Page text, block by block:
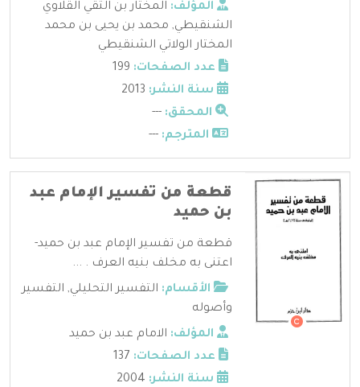
المؤلف: المختار بن التقي القلاوي
الشنقيطي, محمد بن يحيى بن محمد
المختار الولاتي الشنقيطي
عدد الصفحات:
سنة النشر:
المحقق: ---
المترجم: ---
قطعة من تفسير الإمام عبد
بن حميد
قطعة من تفسير الإمام عبد بن حميد-
اعتنى به مخلف بنيه العرف . ...
الأقسام: التفسير التحليلي, التفسير
وأصوله
المؤلف: الامام عبد بن حميد
عدد الصفحات:
سنة النشر: